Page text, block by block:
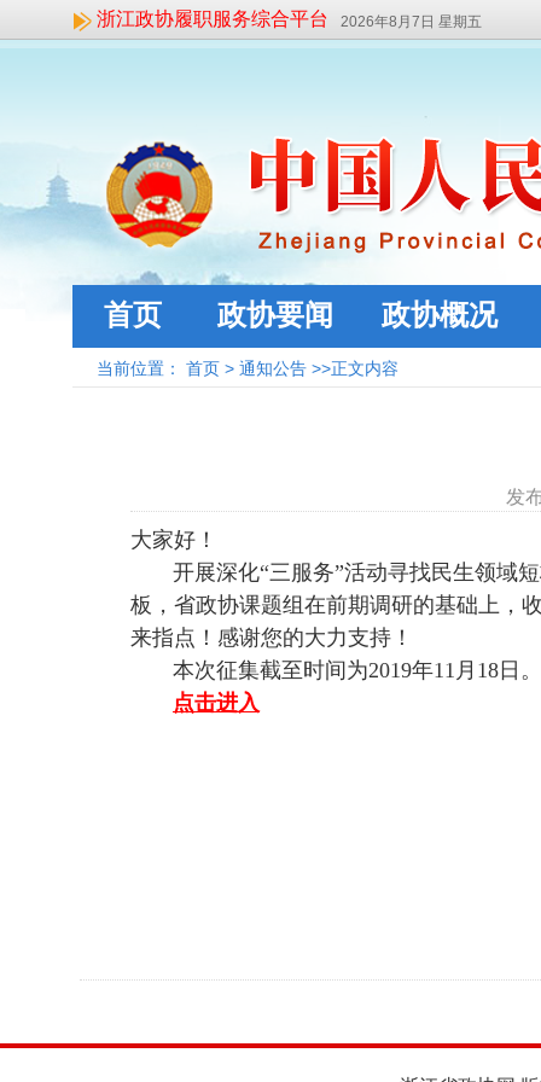
浙江政协履职服务综合平台 2026年8月7日 星期五
首页 政协要闻 政协概况
当前位置： 首页 > 通知公告 >>正文内容
发
大家好！
开展深化“三服务”活动寻找民生领域
板，省政协课题组在前期调研的基础上，
来指点！感谢您的大力支持！
本次征集截至时间为2019年11 月 18 日。
点击进入